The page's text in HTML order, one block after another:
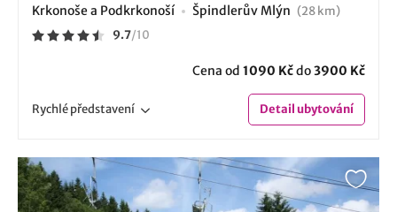
Krkonoše a Podkrkonoší Špindlerův Mlýn (28 km)
9.7/10
Cena od 1090 Kčdo3900 Kč
Rychlépředstavení Detailubytování